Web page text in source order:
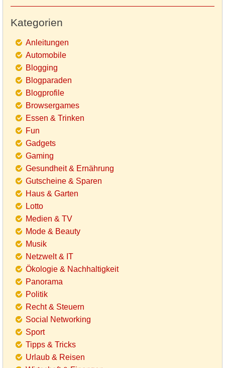
Kategorien
Anleitungen
Automobile
Blogging
Blogparaden
Blogprofile
Browsergames
Essen & Trinken
Fun
Gadgets
Gaming
Gesundheit & Ernährung
Gutscheine & Sparen
Haus & Garten
Lotto
Medien & TV
Mode & Beauty
Musik
Netzwelt & IT
Ökologie & Nachhaltigkeit
Panorama
Politik
Recht & Steuern
Social Networking
Sport
Tipps & Tricks
Urlaub & Reisen